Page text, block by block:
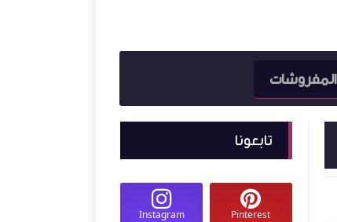
المفروشات
تابعونا
Pinterest
Instagram